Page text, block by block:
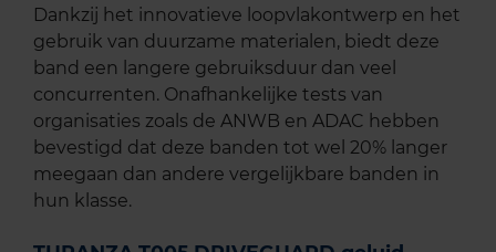
Dankzij het innovatieve loopvlakontwerp en het
gebruik van duurzame materialen, biedt deze
band een langere gebruiksduur dan veel
concurrenten. Onafhankelijke tests van
organisaties zoals de ANWB en ADAC hebben
bevestigd dat deze banden tot wel 20% langer
meegaan dan andere vergelijkbare banden in
hun klasse.